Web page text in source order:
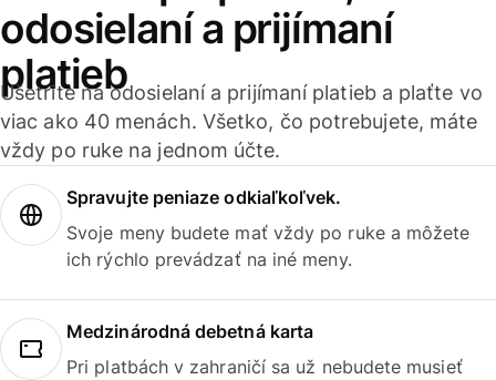
odosielaní a prijímaní
platieb
Ušetrite na odosielaní a prijímaní platieb a plaťte vo
viac ako 40 menách. Všetko, čo potrebujete, máte
vždy po ruke na jednom účte.
Spravujte peniaze odkiaľkoľvek.
Svoje meny budete mať vždy po ruke a môžete
ich rýchlo prevádzať na iné meny.
Medzinárodná debetná karta
Pri platbách v zahraničí sa už nebudete musieť